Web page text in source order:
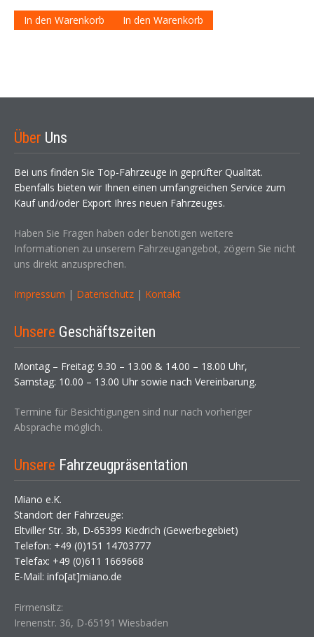
In den Warenkorb In den Warenkorb
Über Uns
Bei uns finden Sie Top-Fahrzeuge in geprüfter Qualität.
Ebenfalls bieten wir Ihnen einen umfangreichen Service zum
Kauf und/oder Export Ihres neuen Fahrzeuges.
Haben Sie Fragen haben oder benötigen weitere
Informationen zu unserem Fahrzeugangebot, zögern Sie nicht
uns direkt anzusprechen.
Impressum | Datenschutz | Kontakt
Unsere Geschäftszeiten
Montag – Freitag: 9.30 – 13.00 & 14.00 – 18.00 Uhr,
Samstag: 10.00 – 13.00 Uhr sowie nach Vereinbarung.
Termine für Besichtigungen sind nur nach vorheriger
Absprache möglich.
Unsere Fahrzeugpräsentation
Miano e.K.
Standort der Fahrzeuge:
Eltviller Str. 3b, D-65399 Kiedrich (Gewerbegebiet)
Telefon: +49 (0)151 14703777
Telefax: +49 (0)611 1669668
E-Mail: info[at]miano.de
Firmensitz:
Irenenstr. 36, D-65191 Wiesbaden